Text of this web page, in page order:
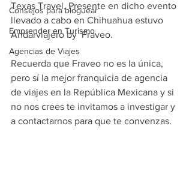
Consejos para bloguear
Emprender en Turismo
Agencias de Viajes
Texas Travel. Presente en dicho evento
llevado a cabo en Chihuahua estuvo
Andarviajero by  Fraveo.
Recuerda que Fraveo no es la única,
pero sí la mejor franquicia de agencia
de viajes en la República Mexicana y si
no nos crees te invitamos a investigar y
a contactarnos para que te convenzas.